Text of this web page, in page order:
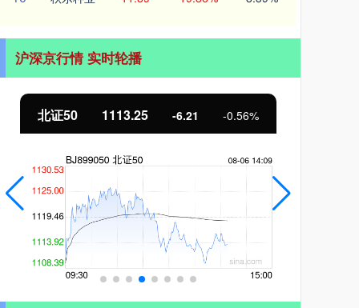
沪深京行情 实时轮播
北证50 1113.25 -6.21 -0.56%